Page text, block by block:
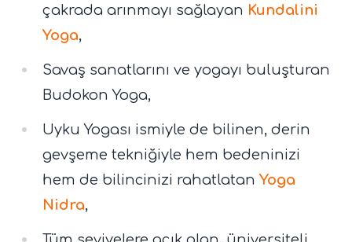
çakrada arınmayı sağlayan Kundalini
Yoga,
Savaş sanatlarını ve yogayı buluşturan
Budokon Yoga,
Uyku Yogası ismiyle de bilinen, derin
gevşeme tekniğiyle hem bedeninizi
hem de bilincinizi rahatlatan Yoga
Nidra,